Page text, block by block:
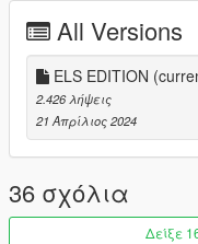
All Versions
ELS EDITION
2.426 λήψεις
21 Απρίλιος 2024
36 σχόλια
Δείξε